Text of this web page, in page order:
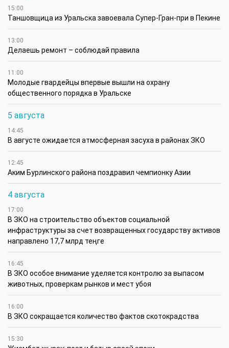
15:00
Таншовщица из Уральска завоевала Супер-Гран-при в Пекине
13:00
Делаешь ремонт – соблюдай правила
11:00
Молодые гвардейцы впервые вышли на охрану
общественного порядка в Уральске
5 августа
14:45
В августе ожидается атмосферная засуха в районах ЗКО
12:45
Аким Бурлинского района поздравил чемпионку Азии
4 августа
17:00
В ЗКО на строительство объектов социальной
инфраструктуры за счет возвращенных государству активов
направлено 17,7 млрд теңге
16:45
В ЗКО особое внимание уделяется контролю за выпасом
животных, проверкам рынков и мест убоя
16:00
В ЗКО сокращается количество фактов скотокрадства
15:30